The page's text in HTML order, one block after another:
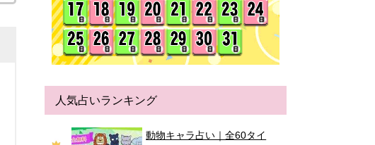
人気占いランキング
動物キャラ占い｜全60タイ